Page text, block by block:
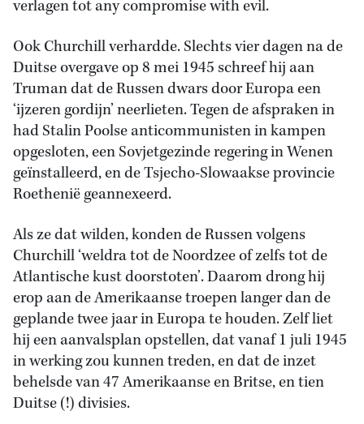
verlagen tot any compromise with evil.
Ook Churchill verhardde. Slechts vier dagen na de
Duitse overgave op 8 mei 1945 schreef hij aan
Truman dat de Russen dwars door Europa een
‘ijzeren gordijn’ neerlieten. Tegen de afspraken in
had Stalin Poolse anticommunisten in kampen
opgesloten, een Sovjetgezinde regering in Wenen
geïnstalleerd, en de Tsjecho-Slowaakse provincie
Roethenië geannexeerd.
Als ze dat wilden, konden de Russen volgens
Churchill ‘weldra tot de Noordzee of zelfs tot de
Atlantische kust doorstoten’. Daarom drong hij
erop aan de Amerikaanse troepen langer dan de
geplande twee jaar in Europa te houden. Zelf liet
hij een aanvalsplan opstellen, dat vanaf 1 juli 1945
in werking zou kunnen treden, en dat de inzet
behelsde van 47 Amerikaanse en Britse, en tien
Duitse (!) divisies.